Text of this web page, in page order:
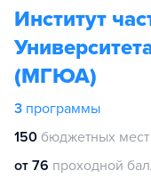
Институт
(МГЮА)
3 программы
150 бюджетных мест
от 76 проходной